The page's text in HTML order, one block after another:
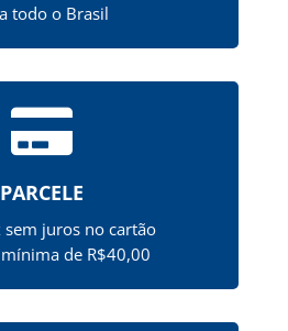
todo o Brasil

PARCELE
sem juros no cartão
de R$40,00